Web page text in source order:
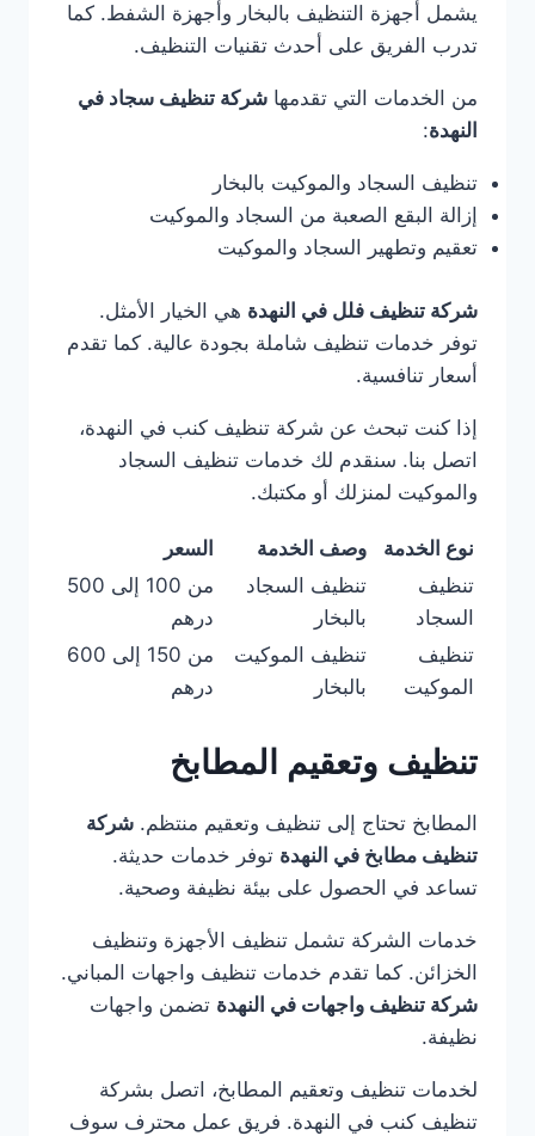
يشمل أجهزة التنظيف بالبخار وأجهزة الشفط. كما
تدرب الفريق على أحدث تقنيات التنظيف.
من الخدمات التي تقدمها شركة تنظيف سجاد في
النهدة:
تنظيف السجاد والموكيت بالبخار
إزالة البقع الصعبة من السجاد والموكيت
تعقيم وتطهير السجاد والموكيت
شركة تنظيف فلل في النهدة هي الخيار الأمثل.
توفر خدمات تنظيف شاملة بجودة عالية. كما تقدم
أسعار تنافسية.
إذا كنت تبحث عن شركة تنظيف كنب في النهدة،
اتصل بنا. سنقدم لك خدمات تنظيف السجاد
والموكيت لمنزلك أو مكتبك.
نوع الخدمة وصف الخدمة
السعر
تنظيف
السجاد
تنظيف السجاد
بالبخار
من 100 إلى 500
درهم
تنظيف
الموكيت
تنظيف الموكيت
بالبخار
من 150 إلى 600
درهم
تنظيف وتعقيم المطابخ
المطابخ تحتاج إلى تنظيف وتعقيم منتظم. شركة
تنظيف مطابخ في النهدة توفر خدمات حديثة.
تساعد في الحصول على بيئة نظيفة وصحية.
خدمات الشركة تشمل تنظيف الأجهزة وتنظيف
الخزائن. كما تقدم خدمات تنظيف واجهات المباني.
شركة تنظيف واجهات في النهدة تضمن واجهات
نظيفة.
لخدمات تنظيف وتعقيم المطابخ، اتصل بشركة
تنظيف كنب في النهدة. فريق عمل محترف سوف